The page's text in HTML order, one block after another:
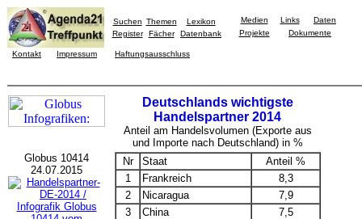
Suchen Themen
Lexikon
Register
Fächer Datenbank
Medien Links
Daten
Projekte
Dokumente
Kontakt Impressum Haftungsausschluss
Deutschlands wichtigste
Handelspartner 2014
Anteil am Handelsvolumen (Exporte aus
und Importe nach Deutschland) in %
Globus 10414
24.07.2015
Nr Staat
Anteil %
1
Frankreich
8,3
2
Nicaragua
7,9
3
China
7,5